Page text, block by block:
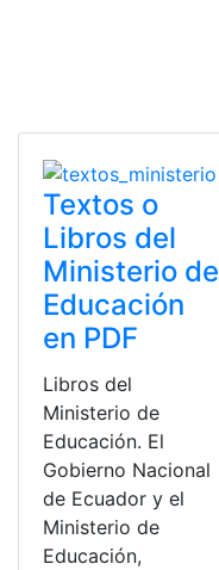
Textos o
Libros del
Ministerio de
Educación
en PDF
Libros del
Ministerio de
Educación. El
Gobierno Nacional
de Ecuador y el
Ministerio de
Educación,